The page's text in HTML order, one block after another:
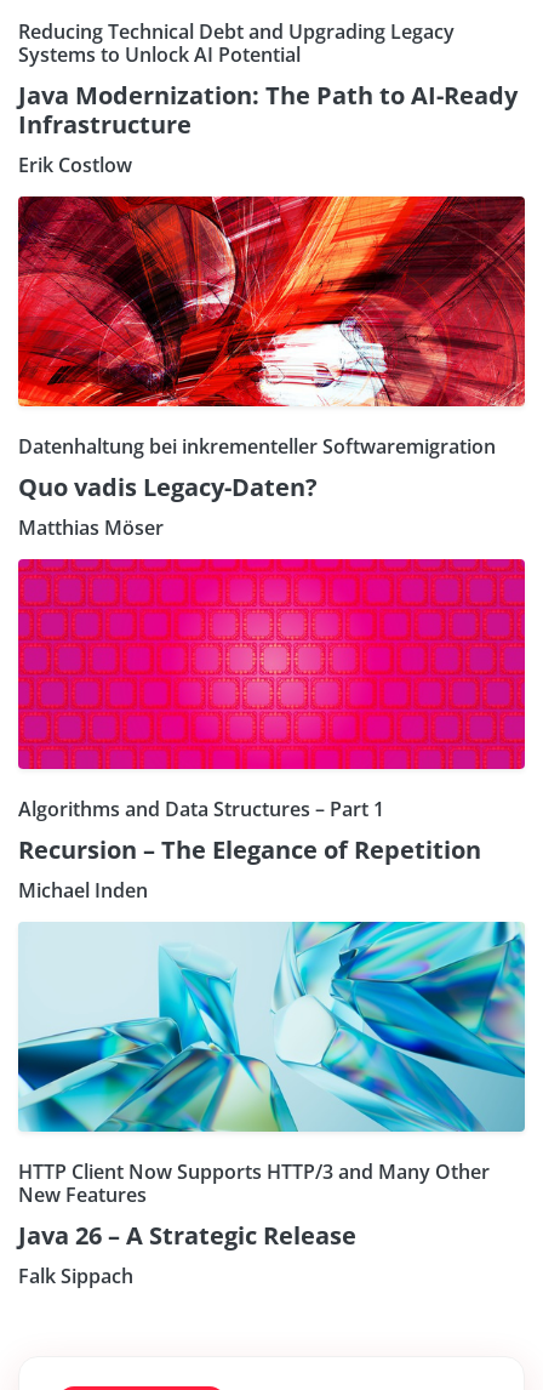
Reducing Technical Debt and Upgrading Legacy
Systems to Unlock AI Potential
Java Modernization: The Path to AI-Ready
Infrastructure
Erik Costlow
Datenhaltung bei inkrementeller Softwaremigration
Quo vadis Legacy-Daten?
Matthias Möser
Algorithms and Data Structures – Part 1
Recursion – The Elegance of Repetition
Michael Inden
HTTP Client Now Supports HTTP/3 and Many Other
New Features
Java 26 – A Strategic Release
Falk Sippach